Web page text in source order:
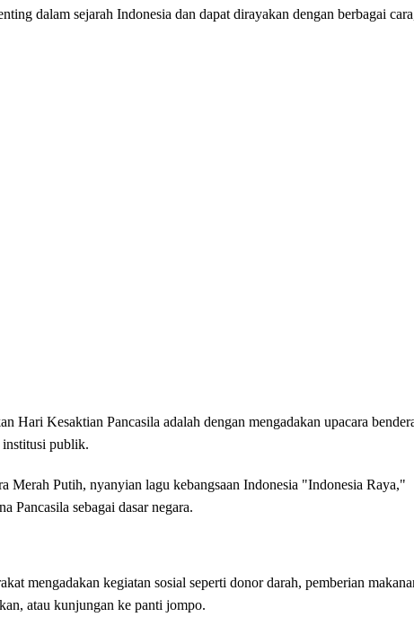
dalam sejarah Indonesia dan dapat dirayakan dengan berbagai
Hari Kesaktian Pancasila adalah dengan mengadakan upacara
institusi publik.
Merah Putih, nyanyian lagu kebangsaan Indonesia "Indonesia Raya,"
Pancasila sebagai dasar negara.
mengadakan kegiatan sosial seperti donor darah, pemberian
atau kunjungan ke panti jompo.